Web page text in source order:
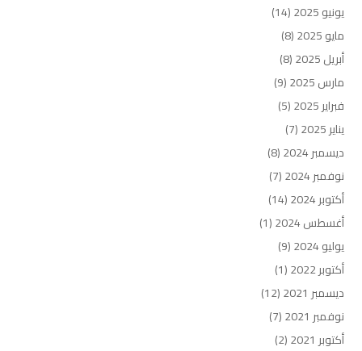
يونيو 2025
(14)
مايو 2025
(8)
أبريل 2025
(8)
مارس 2025
(9)
فبراير 2025
(5)
يناير 2025
(7)
ديسمبر 2024
(8)
نوفمبر 2024
(7)
أكتوبر 2024
(14)
أغسطس 2024
(1)
يوليو 2024
(9)
أكتوبر 2022
(1)
ديسمبر 2021
(12)
نوفمبر 2021
(7)
أكتوبر 2021
(2)